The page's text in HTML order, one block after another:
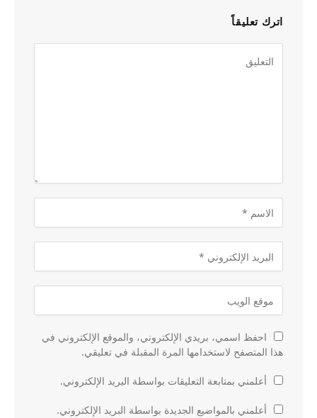
اترك تعليقاً
احفظ اسمي، بريدي الإلكتروني، والموقع الإلكتروني في
هذا المتصفح لاستخدامها المرة المقبلة في تعليقي.
أعلمني بمتابعة التعليقات بواسطة البريد الإلكتروني.
أعلمني بالمواضيع الجديدة بواسطة البريد الإلكتروني.